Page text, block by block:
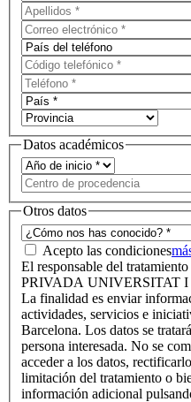
Datos académicos
Otros datos
Acepto las condiciones
El responsable del
PRIVADA UNIVERSITAT
La finalidad es enviar
actividades, servicios e
Barcelona. Los datos se
persona interesada. No se
acceder a los datos,
limitación del tratamiento o
información adicional